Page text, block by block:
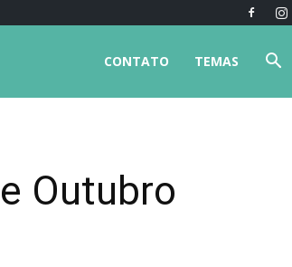
TEMAS
CONTATO
Outubro